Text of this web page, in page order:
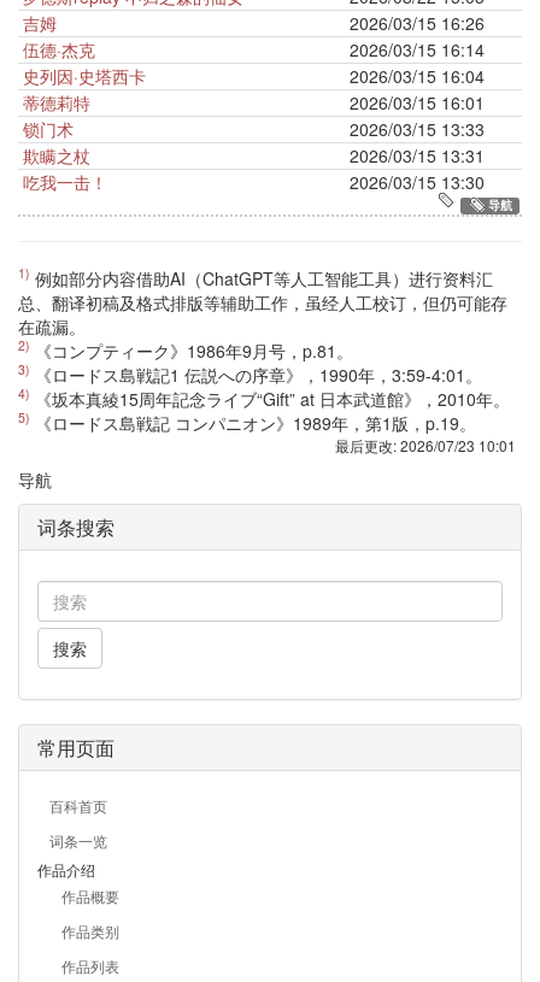
吉姆
2026/03/15 16:26
伍德·杰克
2026/03/15 16:14
史列因·史塔西卡
2026/03/15 16:04
蒂德莉特
2026/03/15 16:01
锁门术
2026/03/15 13:33
欺瞒之杖
2026/03/15 13:31
吃我一击！
2026/03/15 13:30
导航
1) 例如部分内容借助AI（ChatGPT等人工智能工具）进行资料汇
总、翻译初稿及格式排版等辅助工作，虽经人工校订，但仍可能存
在疏漏。
2) 《コンプティーク》1986年9月号，p.81。
3) 《ロードス島戦記1 伝説への序章》，1990年，3:59-4:01。
4) 《坂本真綾15周年記念ライブ“Gift” at 日本武道館》，2010年。
5) 《ロードス島戦記 コンパニオン》1989年，第1版，p.19。
最后更改:2026/07/23 10:01
导航
词条搜索
搜索
常用页面
百科首页
词条一览
作品介绍
作品概要
作品类别
作品列表